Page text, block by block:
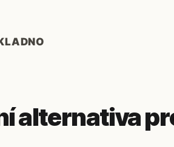
alternativa